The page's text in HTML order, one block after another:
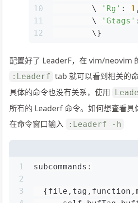
10
11
12
        \
'Rg' : 1 ,
        \
'Gtags'
        \}
配置好了 LeaderF，在 vim/neovim
:Leaderf tab 就可以看到相关的
具体的命令也没有关系，使用
所有的 Leaderf 命令。如何想查看具
在命令窗口输入
:Leaderf -h
1
2
3
subcommands: